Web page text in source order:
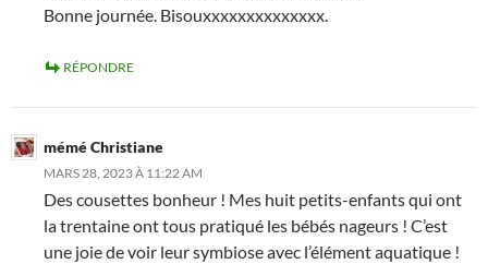
Bonne journée. Bisouxxxxxxxxxxxxxx.
RÉPONDRE
mémé Christiane
MARS 28, 2023 À 11:22 AM
Des cousettes bonheur ! Mes huit petits-enfants qui ont
la trentaine ont tous pratiqué les bébés nageurs ! C’est
une joie de voir leur symbiose avec l’élément aquatique !